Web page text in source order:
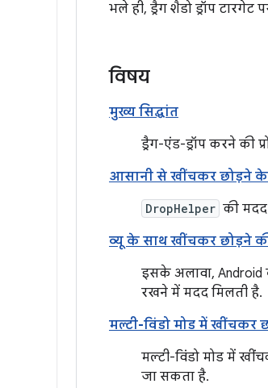
भले ही, ड्रैग शैडो ड्रॉप टारगेट
विषय
मुख्य सिद्धांत
ड्रैग-एंड-ड्रॉप करने की
आसानी से खींचकर छोड़ने के
DropHelper की
व्यू के साथ खींचकर छोड़ने
इसके अलावा, Android
रखने में मदद मिलती है.
मल्टी-विंडो मोड में खींचकर
मल्टी-विंडो मोड में
जा सकता है.